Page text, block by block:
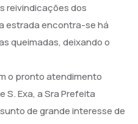
reivindicações dos
estrada encontra-se há
queimadas, deixando o
o pronto atendimento
Exa, a Sra Prefeita
de grande interesse de